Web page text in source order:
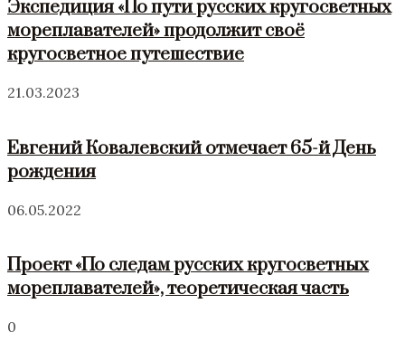
Экспедиция «По пути русских кругосветных
мореплавателей» продолжит своё
кругосветное путешествие
21.03.2023
Евгений Ковалевский отмечает 65-й День
рождения
06.05.2022
Проект «По следам русских кругосветных
мореплавателей», теоретическая часть
0